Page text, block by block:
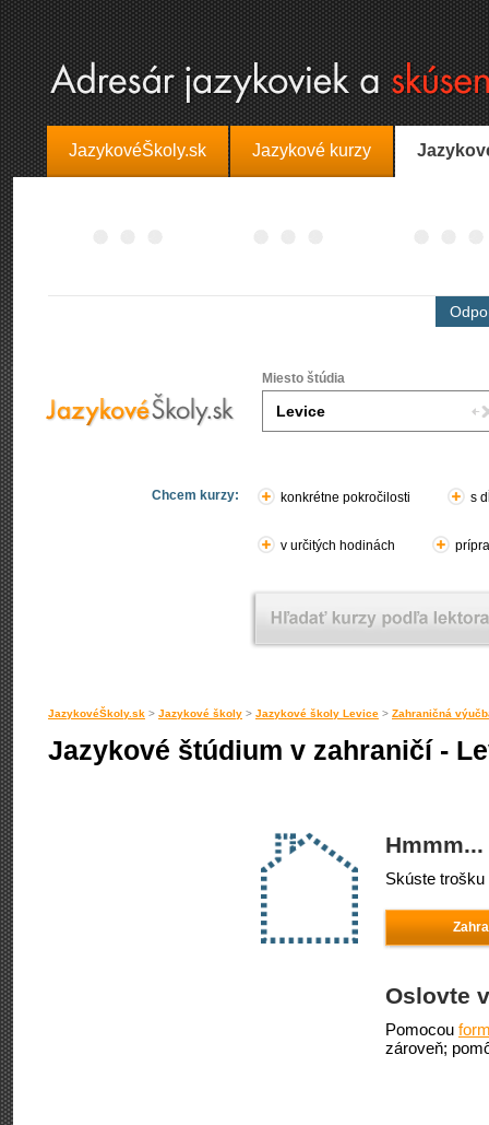
JazykovéŠkoly.sk Jazykové kurzy
Miesto štúdia
Chcem kurzy: konkrétne pokročilosti s
v určitých hodinách
JazykovéŠkoly.sk > Jazykové školy > Jazykové školy Levice > Zahraničná
Jazykové štúdium v zahraničí -
Skúste
Oslovte
Pomocou
zároveň;